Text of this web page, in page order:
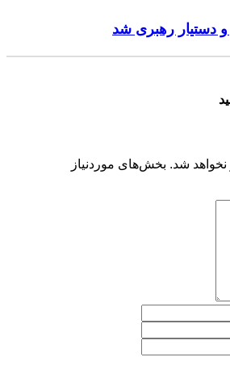
دستیار رهبری شد
شد. بخش‌های موردنیاز